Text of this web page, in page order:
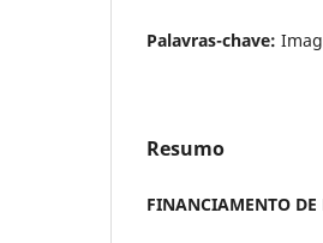
Palavras-chave:
Resumo
FINANCIAMENTO DE